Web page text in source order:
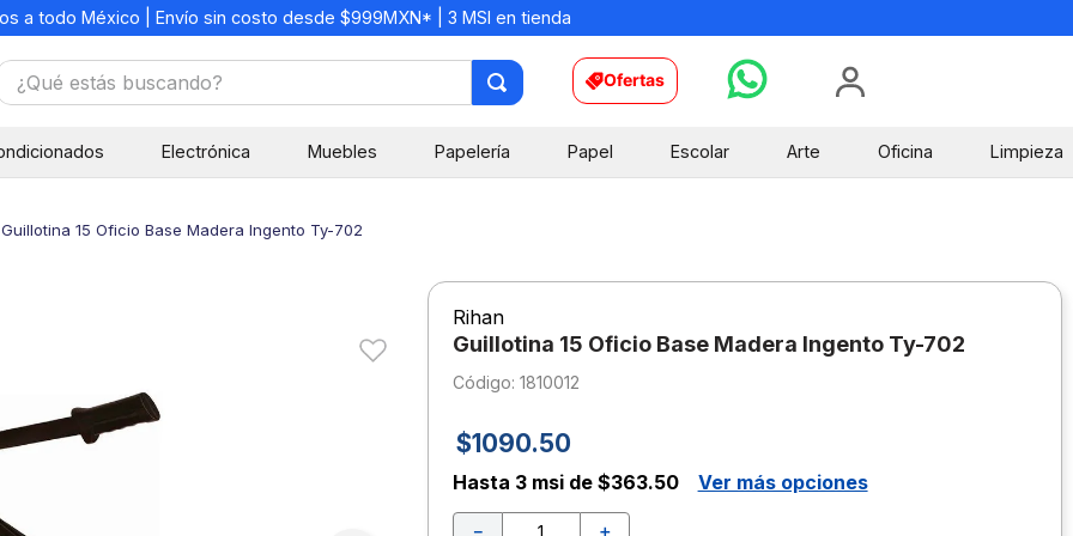
a todo México | Envío sin costo desde $999MXN* | 3 MSI en tienda
estás buscando? Ofertas
Electrónica Muebles Papelería Papel Escolar Arte Oficina Limpieza
Guillotina 15 Oficio Base Madera Ingento Ty-702
Rihan
Guillotina 15 Oficio Base Madera Ingento Ty-702
: 1810012
$1090.50
Hasta 3 msi de $363.50 Ver más opciones
＋
－
sacapuntas